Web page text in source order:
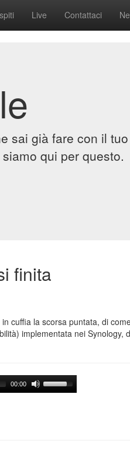
Live Contattaci
sai già fare con il
qui per questo.
finita
cuffia la scorsa puntata, di
implementata nei Synology,
00:00